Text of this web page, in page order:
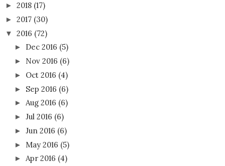
► 2018 (17)
► 2017 (30)
▼ 2016 (72)
► Dec 2016 (5)
► Nov 2016 (6)
► Oct 2016 (4)
► Sep 2016 (6)
► Aug 2016 (6)
► Jul 2016 (6)
► Jun 2016 (6)
► May 2016 (5)
► Apr 2016 (4)